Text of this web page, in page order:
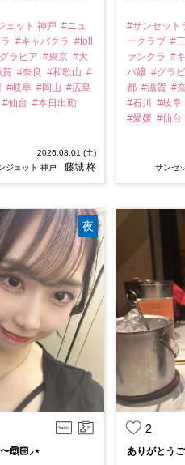
ェット 神戸 #ニュ
#キャバクラ #foll
ラビア #東京 #大
賀 #奈良 #和歌山 #
#岐阜 #岡山 #広島
#仙台 #本日出勤
2026.08.01 (土)
ジェット 神戸
藤城 柊
#サンセット
ークラブ #
ァンクラ #
バ嬢 #グラ
都 #滋賀 #
#石川
#岐阜
#愛媛 #仙台
サンセ
夜
🙆🏻⸝⋆
2
ありがとう